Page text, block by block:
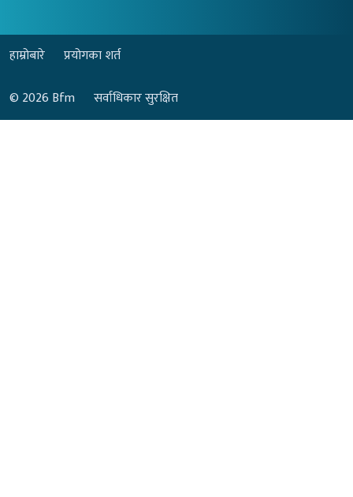
हाम्रोबारे
प्रयोगका शर्त
© 2026Bfm सर्वाधिकार सुरक्षित